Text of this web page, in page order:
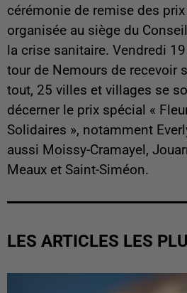
cérémonie de remise des
organisée au siège du
la crise sanitaire. Vendredi
tour de Nemours de recevoir
tout, 25 villes et villages se
décerner le prix spécial «
Solidaires », notamment
aussi Moissy-Cramayel,
Meaux et Saint-Siméon.
LES ARTICLES LES